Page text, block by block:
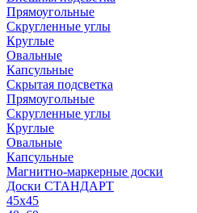
Прямоугольные
Скругленные углы
Круглые
Овальные
Капсульные
Скрытая подсветка
Прямоугольные
Скругленные углы
Круглые
Овальные
Капсульные
Магнитно-маркерные доски
Доски СТАНДАРТ
45x45